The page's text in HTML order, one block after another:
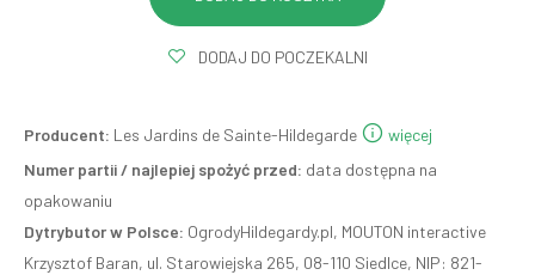
DODAJ DO POCZEKALNI
Producent: Les Jardins de Sainte-Hildegarde
więcej
Numer partii / najlepiej spożyć przed: data dostępna na
opakowaniu
Dytrybutor w Polsce: OgrodyHildegardy.pl, MOUTON interactive
Krzysztof Baran, ul. Starowiejska 265, 08-110 Siedlce, NIP: 821-